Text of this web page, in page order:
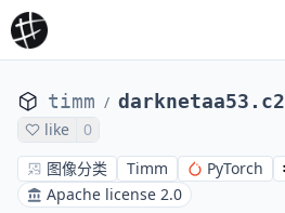
timm /
like
0
图像分类
Timm PyTorch
Apache license 2.0